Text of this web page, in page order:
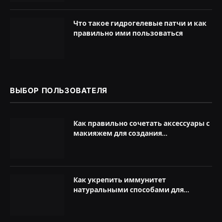
Что такое гидрогелевые патчи и как
правильно ими пользоваться
ВЫБОР ПОЛЬЗОВАТЕЛЯ
Как правильно сочетать аксессуары с
макияжем для создания
Как укрепить иммунитет
натуральными способами для